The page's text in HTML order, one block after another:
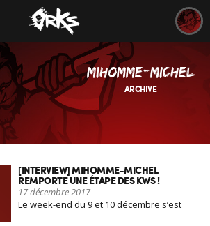
MIHOMME-MICHEL
ARCHIVE
[INTERVIEW] MIHOMME-MICHEL
REMPORTE UNE ÉTAPE DES KWS !
17 décembre 2017
Le week-end du 9 et 10 décembre s’est